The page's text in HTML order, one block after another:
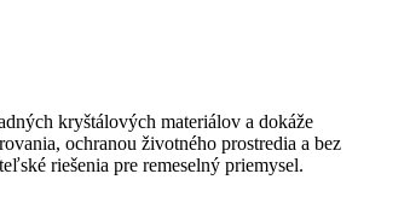
kryštálových materiálov a dokáže
ochranou životného prostredia a bez
riešenia pre remeselný priemysel.